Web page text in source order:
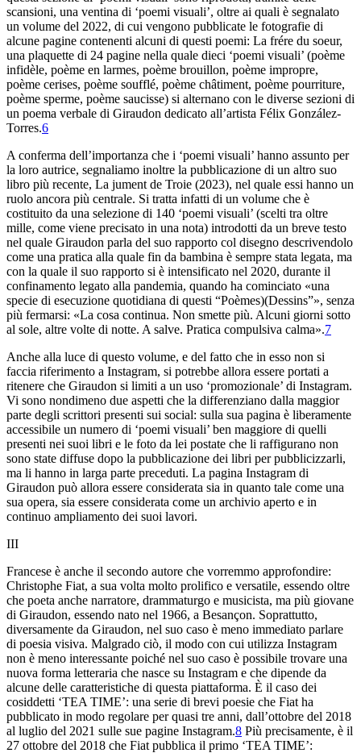
scansioni, una ventina di ‘poemi visuali’, oltre ai quali è segnalato
un volume del 2022, di cui vengono pubblicate le fotografie di
alcune pagine contenenti alcuni di questi poemi: La frére du soeur,
una plaquette di 24 pagine nella quale dieci ‘poemi visuali’ (poème
infidèle, poème en larmes, poème brouillon, poème impropre,
poème cerises, poème soufflé, poème châtiment, poème pourriture,
poème sperme, poème saucisse) si alternano con le diverse sezioni di
un poema verbale di Giraudon dedicato all’artista Félix González-
Torres.6
A conferma dell’importanza che i ‘poemi visuali’ hanno assunto per
la loro autrice, segnaliamo inoltre la pubblicazione di un altro suo
libro più recente, La jument de Troie (2023), nel quale essi hanno un
ruolo ancora più centrale. Si tratta infatti di un volume che è
costituito da una selezione di 140 ‘poemi visuali’ (scelti tra oltre
mille, come viene precisato in una nota) introdotti da un breve testo
nel quale Giraudon parla del suo rapporto col disegno descrivendolo
come una pratica alla quale fin da bambina è sempre stata legata, ma
con la quale il suo rapporto si è intensificato nel 2020, durante il
confinamento legato alla pandemia, quando ha cominciato «una
specie di esecuzione quotidiana di questi “Poèmes)(Dessins”», senza
più fermarsi: «La cosa continua. Non smette più. Alcuni giorni sotto
al sole, altre volte di notte. A salve. Pratica compulsiva calma».7
Anche alla luce di questo volume, e del fatto che in esso non si
faccia riferimento a Instagram, si potrebbe allora essere portati a
ritenere che Giraudon si limiti a un uso ‘promozionale’ di Instagram.
Vi sono nondimeno due aspetti che la differenziano dalla maggior
parte degli scrittori presenti sui social: sulla sua pagina è liberamente
accessibile un numero di ‘poemi visuali’ ben maggiore di quelli
presenti nei suoi libri e le foto da lei postate che li raffigurano non
sono state diffuse dopo la pubblicazione dei libri per pubblicizzarli,
ma li hanno in larga parte preceduti. La pagina Instagram di
Giraudon può allora essere considerata sia in quanto tale come una
sua opera, sia essere considerata come un archivio aperto e in
continuo ampliamento dei suoi lavori.
III
Francese è anche il secondo autore che vorremmo approfondire:
Christophe Fiat, a sua volta molto prolifico e versatile, essendo oltre
che poeta anche narratore, drammaturgo e musicista, ma più giovane
di Giraudon, essendo nato nel 1966, a Besançon. Soprattutto,
diversamente da Giraudon, nel suo caso è meno immediato parlare
di poesia visiva. Malgrado ciò, il modo con cui utilizza Instagram
non è meno interessante poiché nel suo caso è possibile trovare una
nuova forma letteraria che nasce su Instagram e che dipende da
alcune delle caratteristiche di questa piattaforma. È il caso dei
cosiddetti ‘TEA TIME’: una serie di brevi poesie che Fiat ha
pubblicato in modo regolare per quasi tre anni, dall’ottobre del 2018
al luglio del 2021 sulle sue pagine Instagram.8 Più precisamente, è il
27 ottobre del 2018 che Fiat pubblica il primo ‘TEA TIME’: